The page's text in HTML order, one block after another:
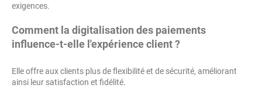
exigences.
Comment la digitalisation des paiements
influence-t-elle l'expérience client ?
Elle offre aux clients plus de flexibilité et de sécurité, améliorant
ainsi leur satisfaction et fidélité.